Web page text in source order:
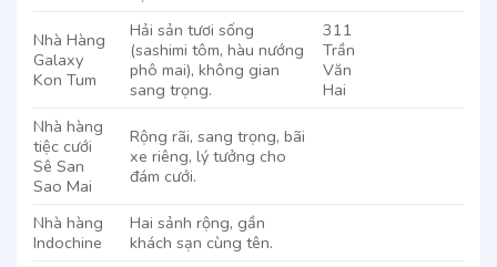
Nhà Hàng
Galaxy
Kon Tum
Hải sản tươi sống
(sashimi tôm, hàu nướng
phô mai), không gian
sang trọng.
311
Trần
Văn
Hai
Nhà hàng
tiệc cưới
Sê San
Sao Mai
Rộng rãi, sang trọng, bãi
xe riêng, lý tưởng cho
đám cưới.
Nhà hàng
Indochine
Hai sảnh rộng, gần
khách sạn cùng tên.